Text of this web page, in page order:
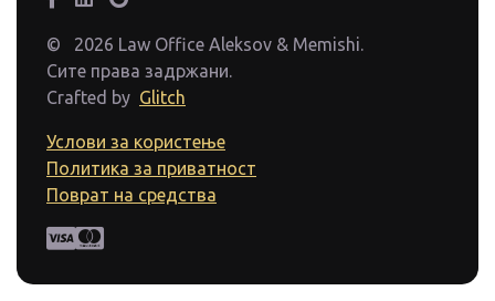
©
2026 Law Office Aleksov & Memishi.
Сите права задржани.
Crafted by Glitch
Услови за користење
Политика за приватност
Поврат на средства